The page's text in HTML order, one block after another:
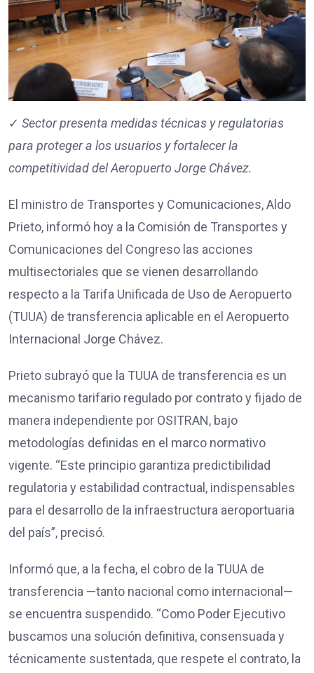
✓ Sector presenta medidas técnicas y regulatorias
para proteger a los usuarios y fortalecer la
competitividad del Aeropuerto Jorge Chávez.
El ministro de Transportes y Comunicaciones, Aldo
Prieto, informó hoy a la Comisión de Transportes y
Comunicaciones del Congreso las acciones
multisectoriales que se vienen desarrollando
respecto a la Tarifa Unificada de Uso de Aeropuerto
(TUUA) de transferencia aplicable en el Aeropuerto
Internacional Jorge Chávez.
Prieto subrayó que la TUUA de transferencia es un
mecanismo tarifario regulado por contrato y fijado de
manera independiente por OSITRAN, bajo
metodologías definidas en el marco normativo
vigente. “Este principio garantiza predictibilidad
regulatoria y estabilidad contractual, indispensables
para el desarrollo de la infraestructura aeroportuaria
del país”, precisó.
Informó que, a la fecha, el cobro de la TUUA de
transferencia —tanto nacional como internacional—
se encuentra suspendido. “Como Poder Ejecutivo
buscamos una solución definitiva, consensuada y
técnicamente sustentada, que respete el contrato, la